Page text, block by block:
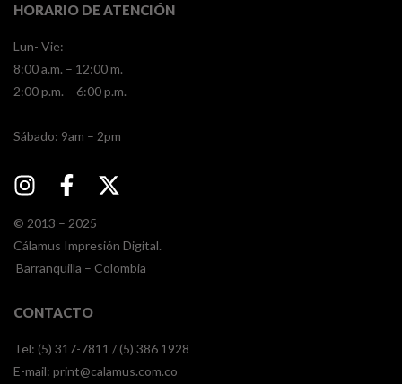
HORARIO DE ATENCIÓN
Lun- Vie:
8:00 a.m. – 12:00 m.
2:00 p.m. – 6:00 p.m.
​​Sábado: 9am – 2pm
© 2013 – 2025
Cálamus Impresión Digital.
Barranquilla – Colombia
CONTACTO
Tel: (5) 317-7811 / (5) 386 1928
E-mail: print@calamus.com.co